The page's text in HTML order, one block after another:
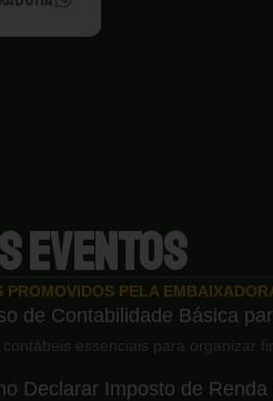
EVENTOS
PROMOVIDOS PELA
de Contabilidade Básica
essenciais para organizar
Declarar Imposto de